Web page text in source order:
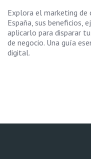
Explora el marketing
España, sus beneficios,
aplicarlo para disparar
de negocio. Una guía
digital.